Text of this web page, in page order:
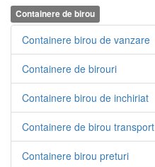
Containere de birou
Containere birou de vanzare
Containere de birouri
Containere birou de inchiriat
Containere de birou transport
Containere birou preturi